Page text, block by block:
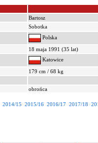
Bartosz
Sobotka
Polska
18 maja 1991 (35 lat)
Katowice
179 cm / 68 kg
obrońca
2014/15 2015/16 2016/17 2017/18